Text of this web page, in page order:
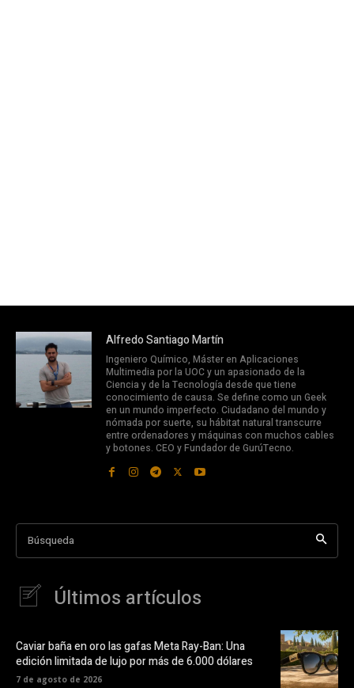
Alfredo Santiago Martín
Ingeniero Químico, Máster en Aplicaciones
Multimedia por la UOC y un apasionado de la
Ciencia y de la Tecnología desde que tiene
conocimiento de causa. Se define como un Geek
en un mundo imperfecto. Ciudadano del mundo y
nómada por suerte, su hábitat natural transcurre
entre ordenadores y máquinas con muchos cables
y botones. CEO y Fundador de GurúTecno.
Búsqueda
Últimos artículos
Caviar baña en oro las gafas Meta Ray-Ban: Una
edición limitada de lujo por más de 6.000 dólares
7 de agosto de 2026